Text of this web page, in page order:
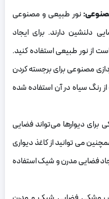
نور طبیعی و مصنوعی
دلنشین دارند. برای ایجاد
از نور طبیعی استفاده کنید.
مصنوعی برای برجسته کردن
رنگ سیاه در آن استفاده شده
برای دیوارها می‌تواند فضایی
می‌ توانید از کاغذ دیواری‌
فضایی مدرن و شیک استفاده